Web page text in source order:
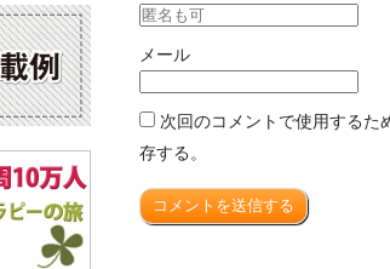
メール
次回のコメントで使用するた
存する。
コメントを送信する